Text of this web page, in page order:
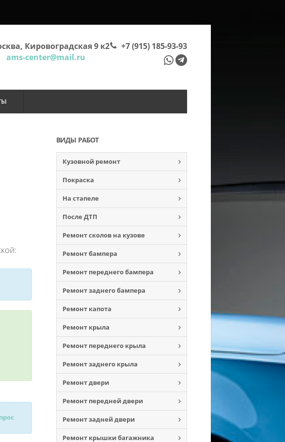
+7 (915) 185-93-93
Кировоградская 9 к2
ams-center@mail.ru
ВИДЫ РАБОТ
Кузовной ремонт
Покраска
На стапеле
После ДТП
Ремонт сколов на кузове
Ремонт бампера
Ремонт переднего бампера
Ремонт заднего бампера
Ремонт капота
Ремонт крыла
Ремонт переднего крыла
Ремонт заднего крыла
Ремонт двери
Ремонт передней двери
Ремонт задней двери
Ремонт крышки багажника